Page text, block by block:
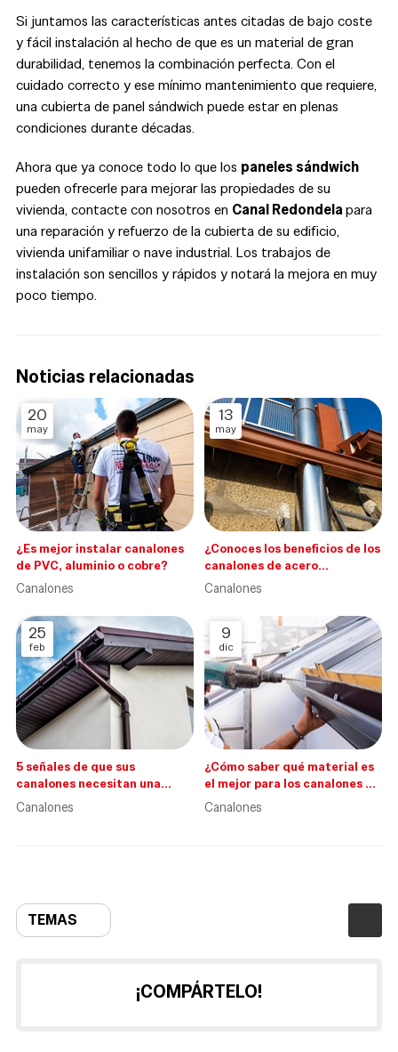
TEMAS
Si juntamos las características antes citadas de bajo coste
y fácil instalación al hecho de que es un material de gran
durabilidad, tenemos la combinación perfecta. Con el
cuidado correcto y ese mínimo mantenimiento que requiere,
una cubierta de panel sándwich puede estar en plenas
condiciones durante décadas.
Ahora que ya conoce todo lo que los paneles sándwich
pueden ofrecerle para mejorar las propiedades de su
vivienda, contacte con nosotros en Canal Redondelapara
una reparación y refuerzo de la cubierta de su edificio,
vivienda unifamiliar o nave industrial. Los trabajos de
instalación son sencillos y rápidos y notará la mejora en muy
poco tiempo.
Noticias relacionadas
20
may
¿Es mejor instalar canalones
de PVC, aluminio o cobre?
Canalones
13
may
¿Conoces los beneficios de los
canalones de acero
inoxidable?
Canalones
25
feb
5 señales de que sus
canalones necesitan una
limpieza
Canalones
9
dic
¿Cómo saber qué material es
el mejor para los canalones de
mi casa?
Canalones
¡COMPÁRTELO!